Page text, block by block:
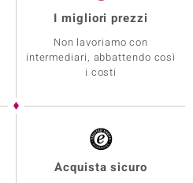
I migliori prezzi
Non lavoriamo con
intermediari, abbattendo così
i costi
Acquista sicuro